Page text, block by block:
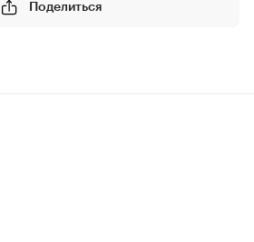
Поделиться